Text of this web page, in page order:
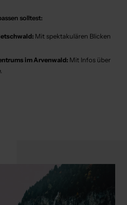
solltest:
Mit spektakulären Blicken
im Arvenwald: Mit Infos über